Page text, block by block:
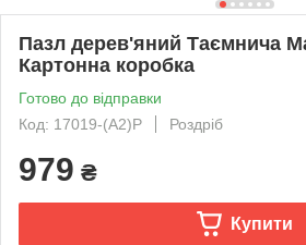
Пазл дерев'яний Таємнича
Картонна коробка
Готово до відправки
Код: 17019-(A2)P
Роздріб
979 ₴
Купити